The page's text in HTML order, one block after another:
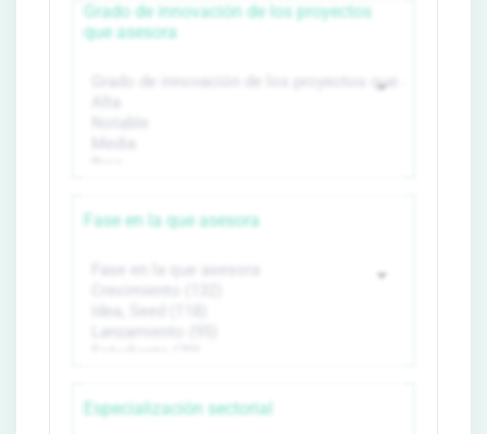
Grado de innovación de los proyectos
que asesora
Fase en la que asesora
Especialización sectorial